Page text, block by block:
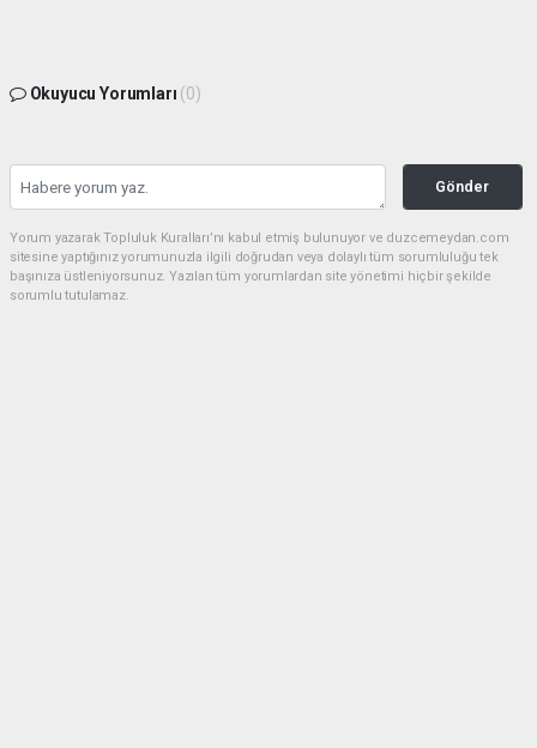
Okuyucu Yorumları (0)
Gönder
Yorum yazarak Topluluk Kuralları’nı kabul etmiş bulunuyor ve duzcemeydan.com
sitesine yaptığınız yorumunuzla ilgili doğrudan veya dolaylı tüm sorumluluğu tek
başınıza üstleniyorsunuz. Yazılan tüm yorumlardan site yönetimi hiçbir şekilde
sorumlu tutulamaz.